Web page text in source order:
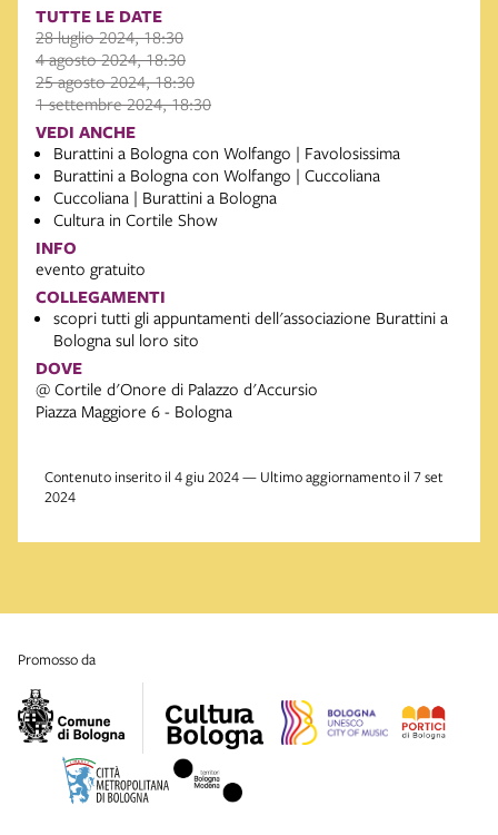
TUTTE LE DATE
28 luglio 2024, 18:30
4 agosto 2024, 18:30
25 agosto 2024, 18:30
1 settembre 2024, 18:30
VEDI ANCHE
Burattini a Bologna con Wolfango | Favolosissima
Burattini a Bologna con Wolfango | Cuccoliana
Cuccoliana | Burattini a Bologna
Cultura in Cortile Show
INFO
evento gratuito
COLLEGAMENTI
scopri tutti gli appuntamenti dell'associazione Burattini a
Bologna sul loro sito
DOVE
@ Cortile d'Onore di Palazzo d'Accursio
Piazza Maggiore 6 - Bologna
Contenuto inserito il 4 giu 2024 — Ultimo aggiornamento il 7 set
2024
promosso da